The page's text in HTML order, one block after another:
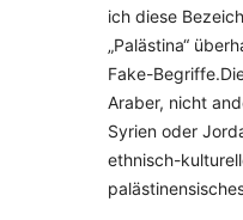
ich diese
„Palästina“
Fake-
Araber, nicht
Syrien oder
ethnisch-